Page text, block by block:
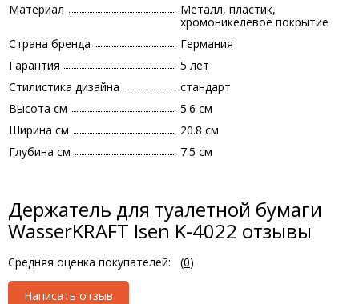
Материал
Металл, пластик,
хромоникелевое покрытие
Страна бренда
Германия
Гарантия
5 лет
Стилистика дизайна
стандарт
Высота см
5.6 см
Ширина см
20.8 см
Глубина см
7.5 см
Держатель для туалетной бумаги
WasserKRAFT Isen K-4022 отзывы
Средняя оценка покупателей: (0)
Написать отзыв